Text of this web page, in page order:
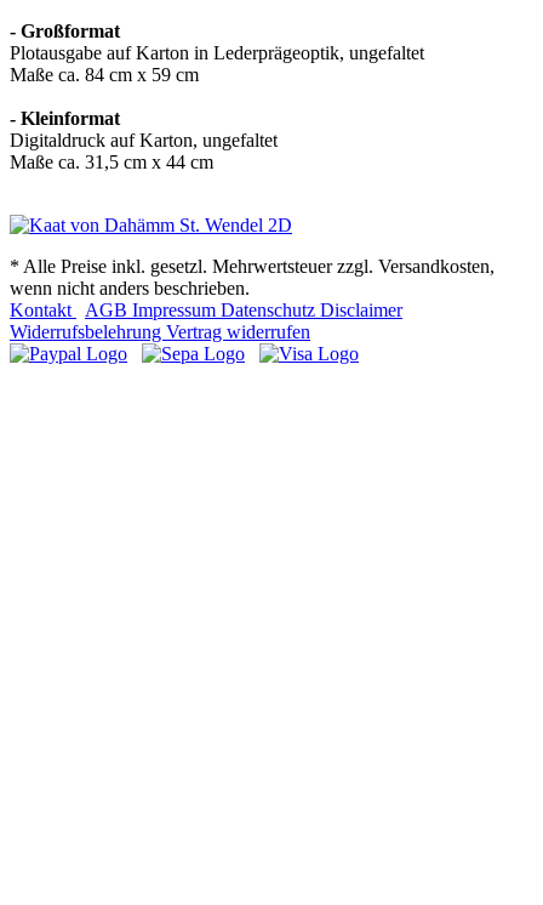
- Großformat
Plotausgabe auf Karton in Lederprägeoptik, ungefaltet
Maße ca. 84 cm x 59 cm
- Kleinformat
Digitaldruck auf Karton, ungefaltet
Maße ca. 31,5 cm x 44 cm
* Alle Preise inkl. gesetzl. Mehrwertsteuer zzgl. Versandkosten,
wenn nicht anders beschrieben.
Kontakt
AGB Impressum Datenschutz Disclaimer
Widerrufsbelehrung Vertrag widerrufen